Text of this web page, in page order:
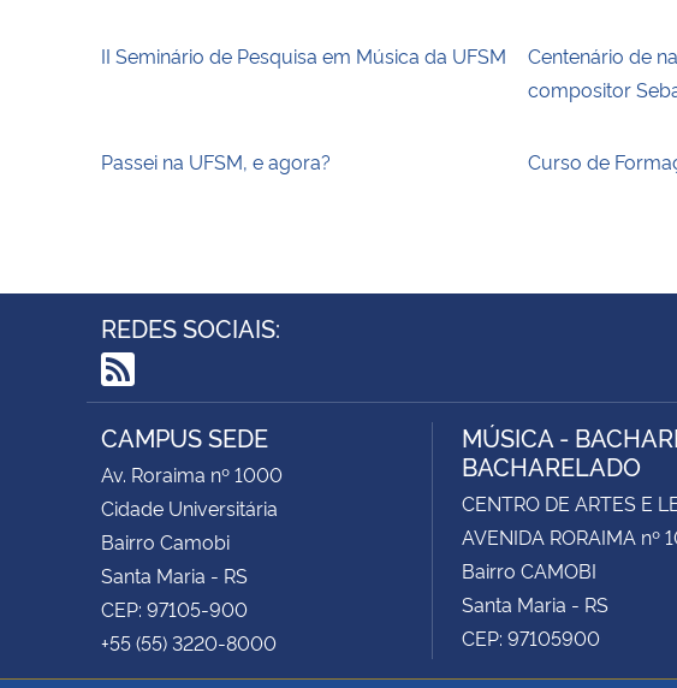
II Seminário de Pesquisa em Música da UFSM
Centenário de
compositor
Passei na UFSM, e agora? Curso de
REDES SOCIAIS:
RSS
CAMPUS SEDE
Av. Roraima nº 1000
Cidade Universitária
Bairro Camobi
Santa Maria - RS
CEP: 97105-900
+55 (55) 3220-8000
MÚSICA -
BACHARELADO
CENTRO DE ARTES E
AVENIDA RORAIMA nº
Bairro CAMOBI
Santa Maria - RS
CEP: 97105900